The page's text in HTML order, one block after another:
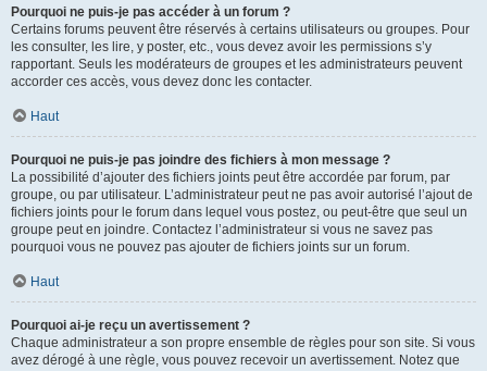
Pourquoi ne puis-je pas accéder à un forum ?
Certains forums peuvent être réservés à certains utilisateurs ou groupes. Pour
les consulter, les lire, y poster, etc., vous devez avoir les permissions s’y
rapportant. Seuls les modérateurs de groupes et les administrateurs peuvent
accorder ces accès, vous devez donc les contacter.
Haut
Pourquoi ne puis-je pas joindre des fichiers à mon message ?
La possibilité d’ajouter des fichiers joints peut être accordée par forum, par
groupe, ou par utilisateur. L’administrateur peut ne pas avoir autorisé l’ajout de
fichiers joints pour le forum dans lequel vous postez, ou peut-être que seul un
groupe peut en joindre. Contactez l’administrateur si vous ne savez pas
pourquoi vous ne pouvez pas ajouter de fichiers joints sur un forum.
Haut
Pourquoi ai-je reçu un avertissement ?
Chaque administrateur a son propre ensemble de règles pour son site. Si vous
avez dérogé à une règle, vous pouvez recevoir un avertissement. Notez que